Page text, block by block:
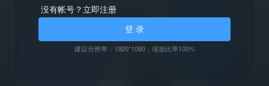
没有帐号？立即注册
登 录
建议分辨率：1920*1080；缩放比率100%